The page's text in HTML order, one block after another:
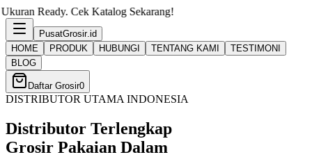
Katalog Sekarang!
PusatGrosir.id
HOME
PRODUK HUBUNGI TENTANG KAMI
TESTIMONI
BLOG
Daftar Grosir0
DISTRIBUTOR UTAMA INDONESIA
Distributor Terlengkap
Grosir Pakaian Dalam